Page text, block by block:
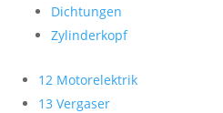
Dichtungen
Zylinderkopf
12 Motorelektrik
13 Vergaser